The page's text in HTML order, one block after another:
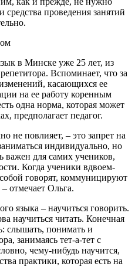
проведения занятий
в Минске уже 25 лет, из
Вспоминает, что за
касающихся ее
на ее работу коренным
одна норма, которая может
предполагает педагог.
не повлияет, – это запрет на
индивидуально, но
важен для самих учеников,
Когда ученики вдвоем-
говорят, коммуницируют
отмечает Ольга.
языка – научиться говорить.
научиться читать. Конечная
слышать, понимать и
занимаясь тет-а-тет с
чему-нибудь научится,
практики, которая есть на